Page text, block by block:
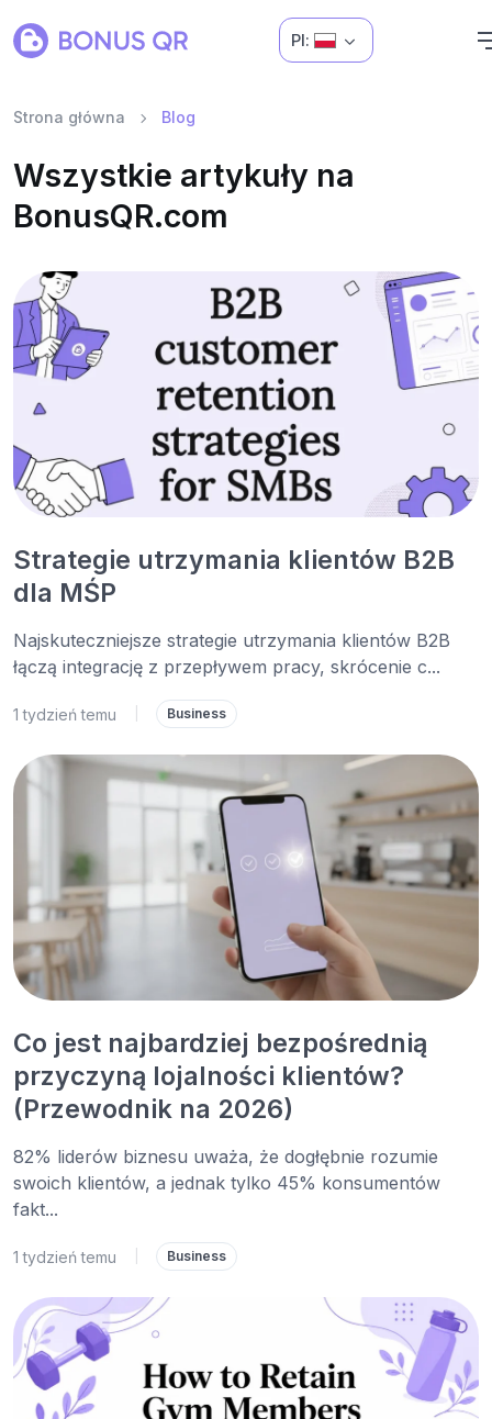
Pl:
Strona główna Blog
Wszystkie artykuły na
BonusQR.com
Strategie utrzymania klientów B2B
dla MŚP
Najskuteczniejsze strategie utrzymania klientów B2B
łączą integrację z przepływem pracy, skrócenie c...
1 tydzień temu Business
Co jest najbardziej bezpośrednią
przyczyną lojalności klientów?
(Przewodnik na 2026)
82% liderów biznesu uważa, że dogłębnie rozumie
swoich klientów, a jednak tylko 45% konsumentów
fakt...
1 tydzień temu Business